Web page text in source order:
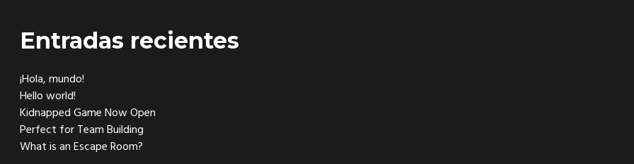
Entradas recientes
¡Hola, mundo!
Hello world!
Kidnapped Game Now Open
Perfect for Team Building
What is an Escape Room?